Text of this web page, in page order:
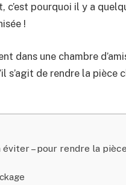
pourquoi il y a
!
dans une chambre
s’agit de rendre la pièce
– pour rendre la